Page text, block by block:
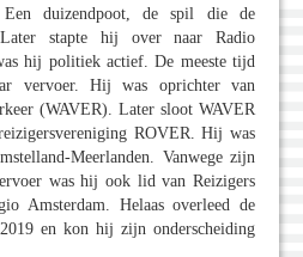
Een duizendpoot, de spil die de
stapte hij over naar Radio
hij politiek actief. De meeste tijd
vervoer. Hij was oprichter van
(WAVER). Later sloot WAVER
ROVER. Hij was
Meerlanden. Vanwege zijn
was hij ook lid van Reizigers
Amsterdam. Helaas overleed de
en kon hij zijn onderscheiding